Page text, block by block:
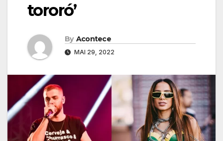
tororó’
By Acontece
MAI 29, 2022